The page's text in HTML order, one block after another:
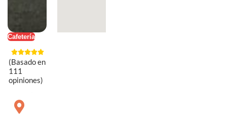
Cafetería
(Basado en
111
opiniones)